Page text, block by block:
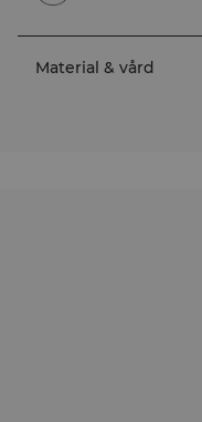
Material & vård